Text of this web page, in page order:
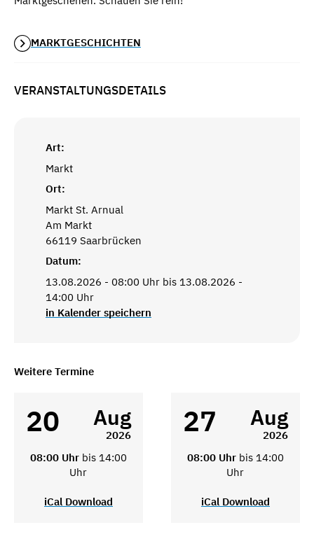
MARKTGESCHICHTEN
VERANSTALTUNGSDETAILS
Art:
Markt
Ort:
Markt St. Arnual
Am Markt
66119 Saarbrücken
Datum:
13.08.2026 - 08:00 Uhr bis 13.08.2026 -
14:00 Uhr
in Kalender speichern
Weitere Termine
20 Aug
2026
08:00 Uhr bis 14:00
Uhr
iCal Download
27 Aug
2026
08:00 Uhr bis 14:00
Uhr
iCal Download